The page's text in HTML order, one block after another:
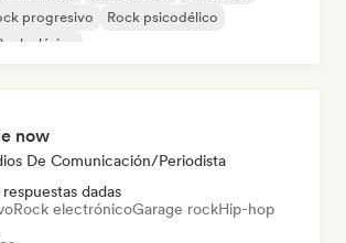
progresivo
Rock psicodélico
clásico
now
De Comunicación/Periodista
dadas
Rock electrónicoGarage rockHip-hop